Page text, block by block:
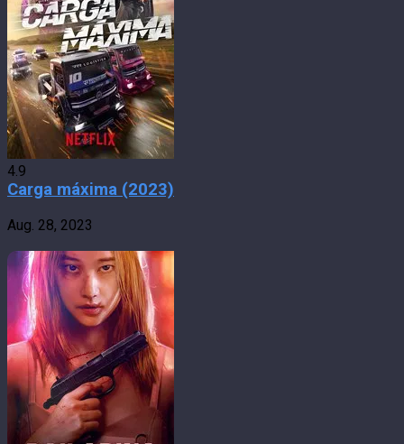
4.9
Carga máxima (2023)
Aug. 28, 2023